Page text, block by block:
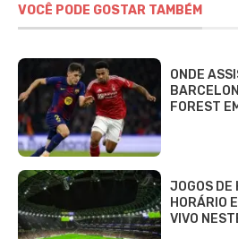
VOCÊ PODE GOSTAR TAMBÉM
ONDE
FOREST
JOGOS
HORÁRIO
VIVO